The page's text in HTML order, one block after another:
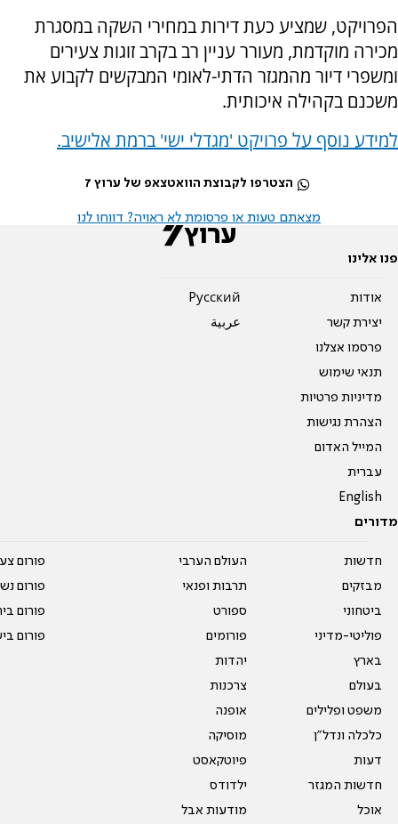
הפרויקט, שמציע כעת דירות במחירי השקה במסגרת
מכירה מוקדמת, מעורר עניין רב בקרב זוגות צעירים
ומשפרי דיור מהמגזר הדתי-לאומי המבקשים לקבוע את
משכנם בקהילה איכותית.
למידע נוסף על פרויקט 'מגדלי ישי' ברמת אלישיב.
הצטרפו לקבוצת הוואטצאפ של ערוץ 7
מצאתם טעות או פרסומת לא ראויה? דווחו לנו
פנו אלינו
אודות
יצירת קשר
פרסמו אצלנו
תנאי שימוש
מדיניות פרטיות
הצהרת נגישות
המייל האדום
עברית
English
Pусский
عربية
מדורים
חדשות
מבזקים
ביטחוני
פוליטי-מדיני
בארץ
בעולם
משפט ופלילים
כלכלה ונדל"ן
דעות
חדשות המגזר
אוכל
העולם הערבי
תרבות ופנאי
ספורט
פורומים
יהדות
צרכנות
אופנה
מוסיקה
פיוטקאסט
ילדודס
מודעות אבל
פורום
פורום
פורום
פורום